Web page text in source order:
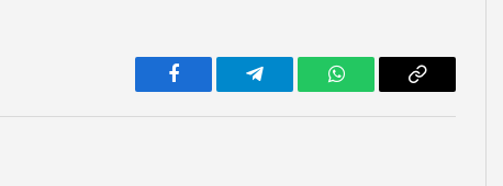
Facebook Telegram WhatsAppCopy